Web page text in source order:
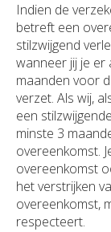
Indien de
betreft een
stilzwijgend
wanneer jij je er
maanden voor
verzet. Als wij,
een
minste 3
overeenkomst.
overeenkomst
het verstrijken
overeenkomst,
respecteert.